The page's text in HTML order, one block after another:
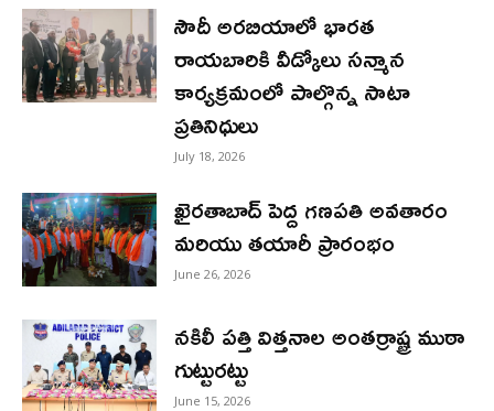
సౌదీ అరబియాలో భారత
రాయబారికి వీడ్కోలు సన్మాన
కార్యక్రమంలో పాల్గొన్న సాటా
ప్రతినిధులు
July 18, 2026
ఖైరతాబాద్ పెద్ద గణపతి అవతారం
మరియు తయారీ ప్రారంభం
June 26, 2026
నకిలీ పత్తి విత్తనాల అంతర్రాష్ట్ర ముఠా
గుట్టురట్టు
June 15, 2026